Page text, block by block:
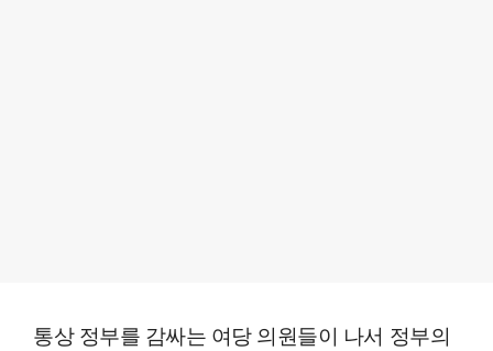
통상 정부를 감싸는 여당 의원들이 나서 정부의